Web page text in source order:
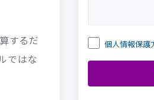
するだ
ではな
個人情報保護